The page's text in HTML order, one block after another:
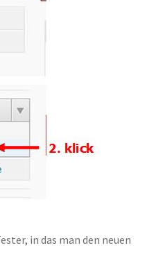
in das man den neuen